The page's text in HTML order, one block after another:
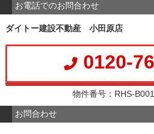
お電話でのお問合わせ
ダイトー建設不動産 小田原店
0120-
物件番号：RHS-
お問合わせ